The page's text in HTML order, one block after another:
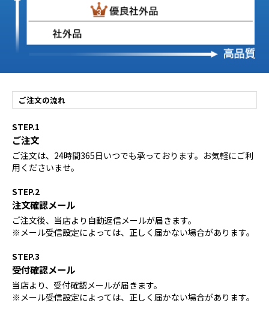
ご注文の流れ
STEP.1
ご注文
ご注文は、24時間365日いつでも承っております。お気軽にご利
用くださいませ。
STEP.2
注文確認メール
ご注文後、当店より自動返信メールが届きます。
※メール受信設定によっては、正しく届かない場合があります。
STEP.3
受付確認メール
当店より、受付確認メールが届きます。
※メール受信設定によっては、正しく届かない場合があります。